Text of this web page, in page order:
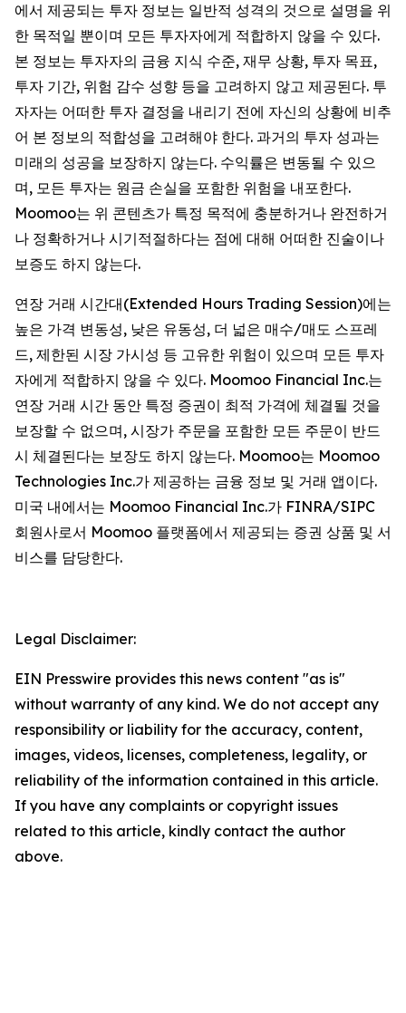
에서 제공되는 투자 정보는 일반적 성격의 것으로 설명을 위
한 목적일 뿐이며 모든 투자자에게 적합하지 않을 수 있다.
본 정보는 투자자의 금융 지식 수준, 재무 상황, 투자 목표,
투자 기간, 위험 감수 성향 등을 고려하지 않고 제공된다. 투
자자는 어떠한 투자 결정을 내리기 전에 자신의 상황에 비추
어 본 정보의 적합성을 고려해야 한다. 과거의 투자 성과는
미래의 성공을 보장하지 않는다. 수익률은 변동될 수 있으
며, 모든 투자는 원금 손실을 포함한 위험을 내포한다.
Moomoo는 위 콘텐츠가 특정 목적에 충분하거나 완전하거
나 정확하거나 시기적절하다는 점에 대해 어떠한 진술이나
보증도 하지 않는다.
연장 거래 시간대(Extended Hours Trading Session)에는
높은 가격 변동성, 낮은 유동성, 더 넓은 매수/매도 스프레
드, 제한된 시장 가시성 등 고유한 위험이 있으며 모든 투자
자에게 적합하지 않을 수 있다. Moomoo Financial Inc.는
연장 거래 시간 동안 특정 증권이 최적 가격에 체결될 것을
보장할 수 없으며, 시장가 주문을 포함한 모든 주문이 반드
시 체결된다는 보장도 하지 않는다. Moomoo는 Moomoo
Technologies Inc.가 제공하는 금융 정보 및 거래 앱이다.
미국 내에서는 Moomoo Financial Inc.가 FINRA/SIPC
회원사로서 Moomoo 플랫폼에서 제공되는 증권 상품 및 서
비스를 담당한다.
Legal Disclaimer:
EIN Presswire provides this news content "as is"
without warranty of any kind. We do not accept any
responsibility or liability for the accuracy, content,
images, videos, licenses, completeness, legality, or
reliability of the information contained in this article.
If you have any complaints or copyright issues
related to this article, kindly contact the author
above.